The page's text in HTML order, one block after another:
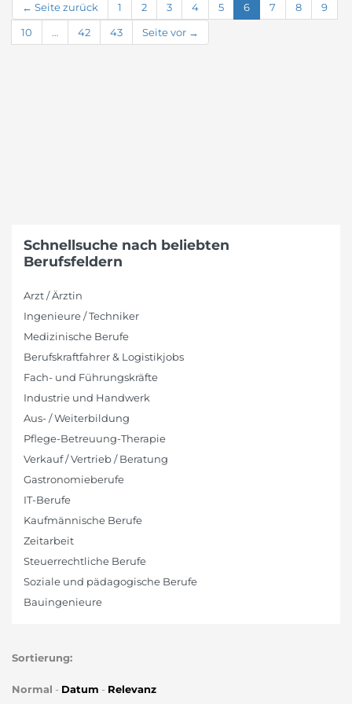
← Seite zurück 1 2 3 4 5 6 7 8
9
10
… 42 43 Seite vor →
Schnellsuche nach beliebten
Berufsfeldern
Arzt / Ärztin
Ingenieure / Techniker
Medizinische Berufe
Berufskraftfahrer & Logistikjobs
Fach- und Führungskräfte
Industrie und Handwerk
Aus- / Weiterbildung
Pflege-Betreuung-Therapie
Verkauf / Vertrieb / Beratung
Gastronomieberufe
IT-Berufe
Kaufmännische Berufe
Zeitarbeit
Steuerrechtliche Berufe
Soziale und pädagogische Berufe
Bauingenieure
Sortierung:
Normal - Datum - Relevanz